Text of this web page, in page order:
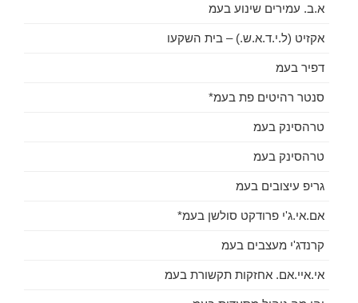
א.ב. עמירים שינוע בעמ
אקזיט (ל.י.ד.א.ש.) – בית השקעו
דפיר בעמ
סנטר רהיטים פת בעמ*
טרהסינק בעמ
טרהסינק בעמ
גריפ עיצובים בעמ
אם.אי.ג'י פרודקט סולשן בעמ*
קרנדג'י מעצבים בעמ
אי.איי.אם. אחזקות תקשורת בעמ